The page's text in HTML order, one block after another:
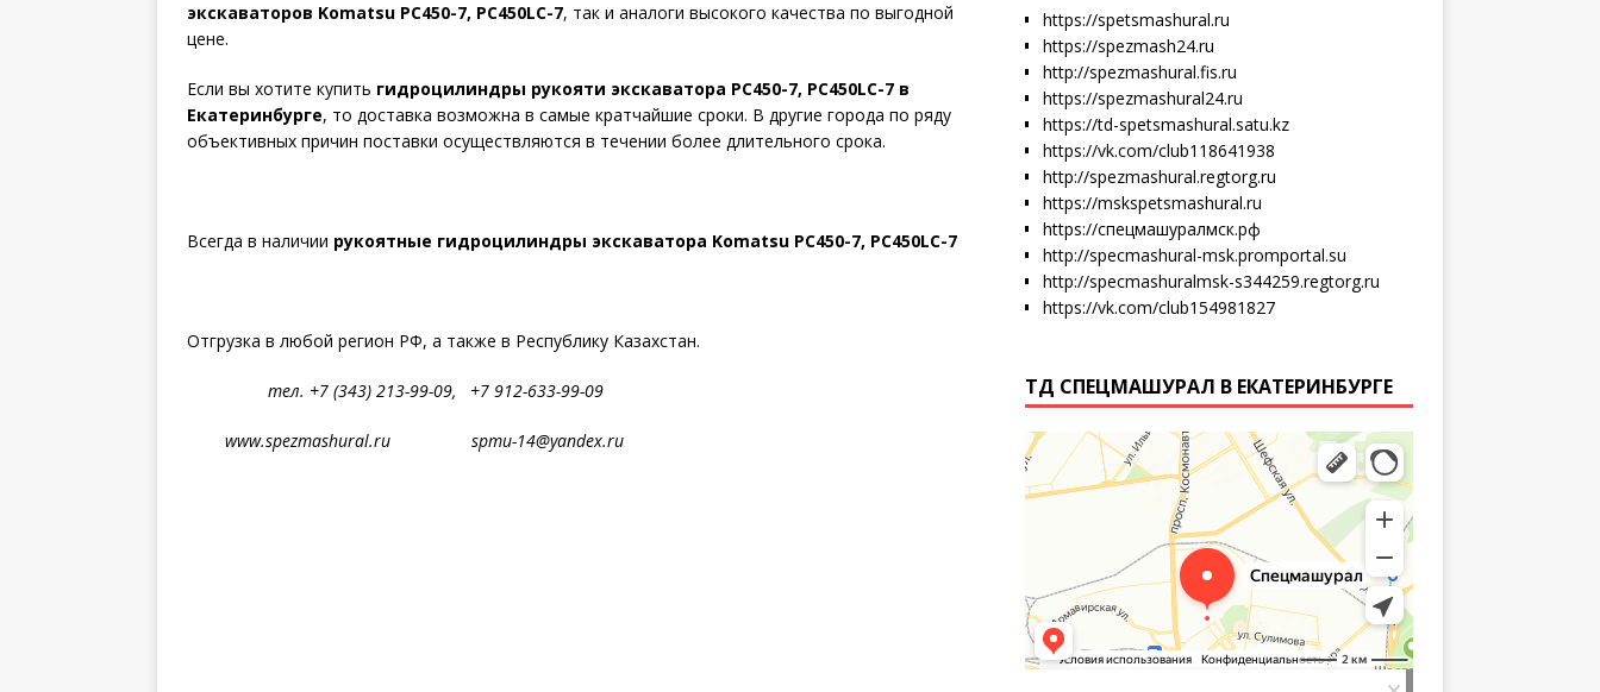
экскаваторов Komatsu PC450-7, PC450LC-7, так и аналоги высокого качества по выгодной
цене.
Если вы хотите купить гидроцилиндры рукояти экскаватора PC450-7, PC450LC-7 в
Екатеринбурге, то доставка возможна в самые кратчайшие сроки. В другие города по ряду
объективных причин поставки осуществляются в течении более длительного срока.
Всегда в наличии рукоятные гидроцилиндры экскаватора Komatsu PC450-7, PC450LC-7
Отгрузка в любой регион РФ, а также в Республику Казахстан.
тел. +7 (343) 213-99-09, +7 912-633-99-09
www.spezmashural.ru spmu-14@yandex.ru
https://spetsmashural.ru
https://spezmash24.ru
http://spezmashural.fis.ru
https://spezmashural24.ru
https://td-spetsmashural.satu.kz
https://vk.com/club118641938
http://spezmashural.regtorg.ru
https://mskspetsmashural.ru
https://спецмашуралмск.рф
http://specmashural-msk.promportal.su
http://specmashuralmsk-s344259.regtorg.ru
https://vk.com/club154981827
ТД СПЕЦМАШУРАЛ В ЕКАТЕРИНБУРГЕ